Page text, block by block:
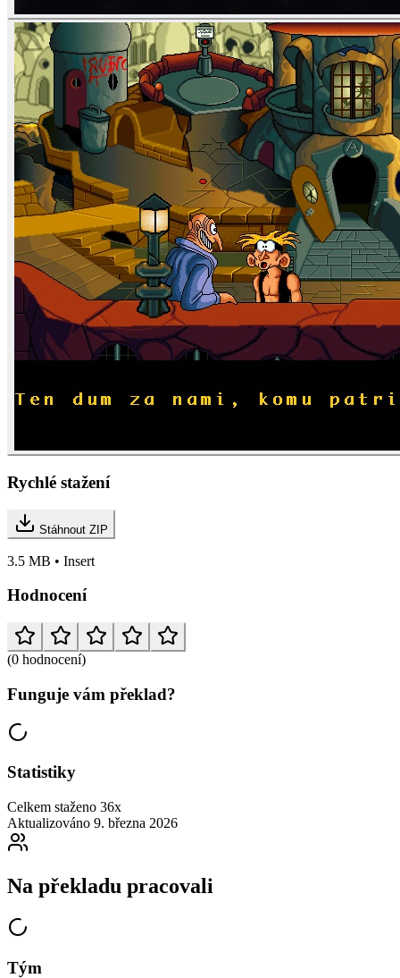
Rychlé stažení
Stáhnout ZIP
3.5 MB • Insert
Hodnocení
(0 hodnocení)
Funguje vám překlad?
Statistiky
Celkem staženo 36x
Aktualizováno 9. března 2026
Na překladu pracovali
Tým